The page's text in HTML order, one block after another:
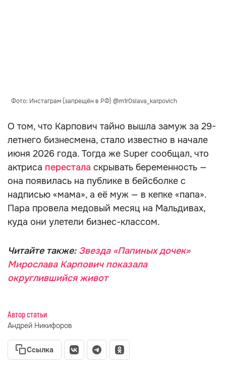
Фото: Инстаграм (запрещён в РФ) @m1r0slava_karpovich
О том, что Карпович тайно вышла замуж за 29-
летнего бизнесмена, стало известно в начале
июня 2026 года. Тогда же Super сообщал, что
актриса перестала скрывать беременность —
она появилась на публике в бейсболке с
надписью «мама», а её муж — в кепке «папа».
Пара провела медовый месяц на Мальдивах,
куда они улетели бизнес-классом.
Читайте также: Звезда «Папиных дочек»
Мирослава Карпович показала
округлившийся живот
Автор статьи
Андрей Никифоров
Ссылка